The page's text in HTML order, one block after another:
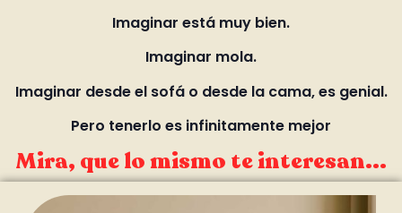
Imaginar está muy bien.
Imaginar mola.
Imaginar desde el sofá o desde la cama, es genial.
Pero tenerlo es infinitamente mejor
Mira, que lo mismo te interesan...